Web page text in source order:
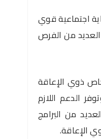
اجتماعية قوي
العديد من الفرص
ذوي الإعاقة
الدعم اللازم
من البرامج
الإعاقة.